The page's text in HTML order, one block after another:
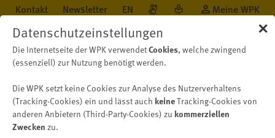
Kontakt Newsletter EN Meine WPK
Öffentlichkeit Neu auf WPK.de Nachricht
✕
Datenschutzeinstellungen
Die Internetseite der WPK verwendetCookies, welche zwingend
(essenziell) zur Nutzung benötigt werden.
Die WPK setzt keine Cookies zur Analyse des Nutzerverhaltens
(Tracking-Cookies) ein und lässt auch keineTracking-Cookies von
anderen Anbietern (Third-Party-Cookies) zu kommerziellen
Zwecken zu.